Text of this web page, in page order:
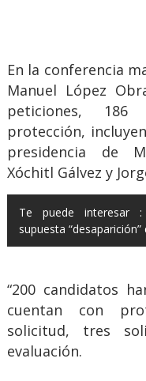
En la conferencia
Manuel López
peticiones, 186
protección,
presidencia de
Xóchitl Gálvez y
Te puede interesar :
supuesta
“200 candidatos
cuentan con
solicitud, tres
evaluación.